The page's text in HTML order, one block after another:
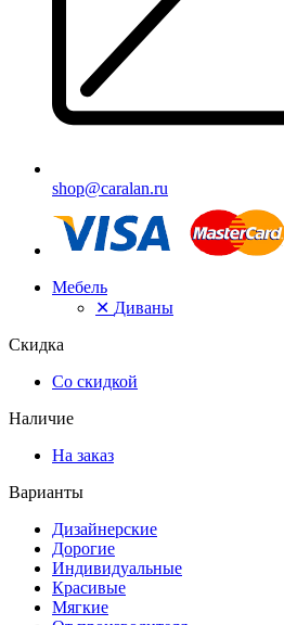
shop@caralan.ru
Мебель
✕ Диваны
Скидка
Со скидкой
Наличие
На заказ
Варианты
Дизайнерские
Дорогие
Индивидуальные
Красивые
Мягкие